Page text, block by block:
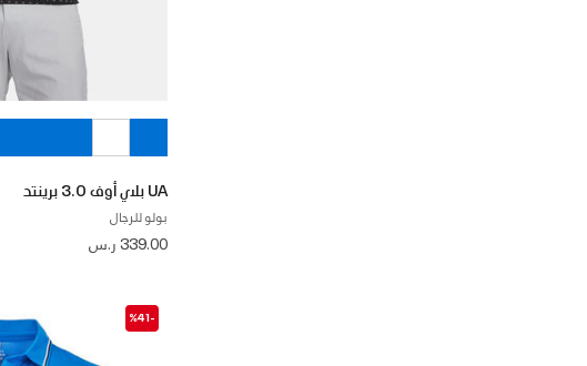
UA بلاي أوف 3.0 برينتد
بولو للرجال
339.00 ر.س
-%41